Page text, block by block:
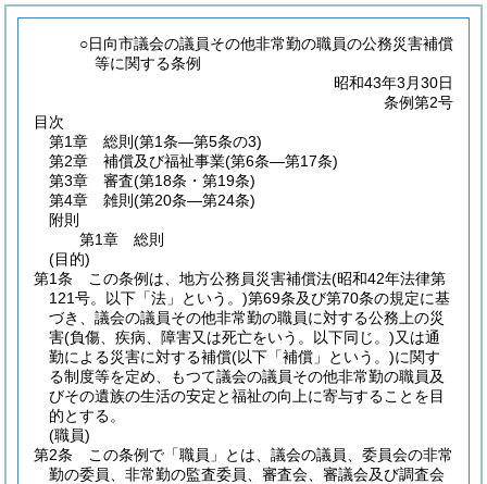
○日向市議会の議員その他非常勤の職員の公務災害補償
等に関する条例
昭和43年3月30日
条例第2号
目次
第1章
総則 (第1条―第5条の3)
第2章
補償及び福祉事業(第6条―第17条)
第3章
審査(第18条・第19条)
第4章
雑則 (第20条―第24条)
附則
第1章
総則
(目的)
第1条
この条例は、地方公務員災害補償法(昭和42年法律第
121号。以下「法」という。)第69条及び第70条の規定に基
づき、議会の議員その他非常勤の職員に対する公務上の災
害(負傷、疾病、障害又は死亡をいう。以下同じ。)又は通
勤による災害に対する補償(以下「補償」という。)に関す
る制度等を定め、もつて議会の議員その他非常勤の職員及
びその遺族の生活の安定と福祉の向上に寄与することを目
的とする。
(職員)
第2条
この条例で「職員」とは、議会の議員、委員会の非常
勤の委員、非常勤の監査委員、審査会、審議会及び調査会